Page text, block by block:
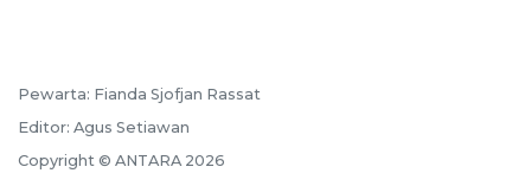
Pewarta: Fianda Sjofjan Rassat
Editor: Agus Setiawan
Copyright © ANTARA 2026